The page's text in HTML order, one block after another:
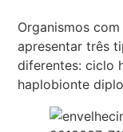
Organismos
apresentar três
diferentes: ciclo
haplobionte